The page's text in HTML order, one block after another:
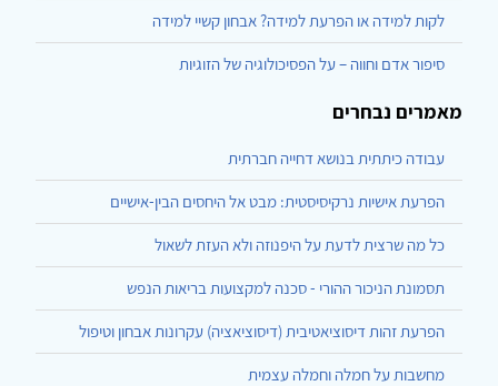
לקות למידה או הפרעת למידה? אבחון קשיי למידה
סיפור אדם וחווה – על הפסיכולוגיה של הזוגיות
מאמרים נבחרים
עבודה כיתתית בנושא דחייה חברתית
הפרעת אישיות נרקיסיסטית: מבט אל היחסים הבין-אישיים
כל מה שרצית לדעת על היפנוזה ולא העזת לשאול
תסמונת הניכור ההורי - סכנה למקצועות בריאות הנפש
הפרעת זהות דיסוציאטיבית (דיסוציאציה) עקרונות אבחון וטיפול
מחשבות על חמלה וחמלה עצמית